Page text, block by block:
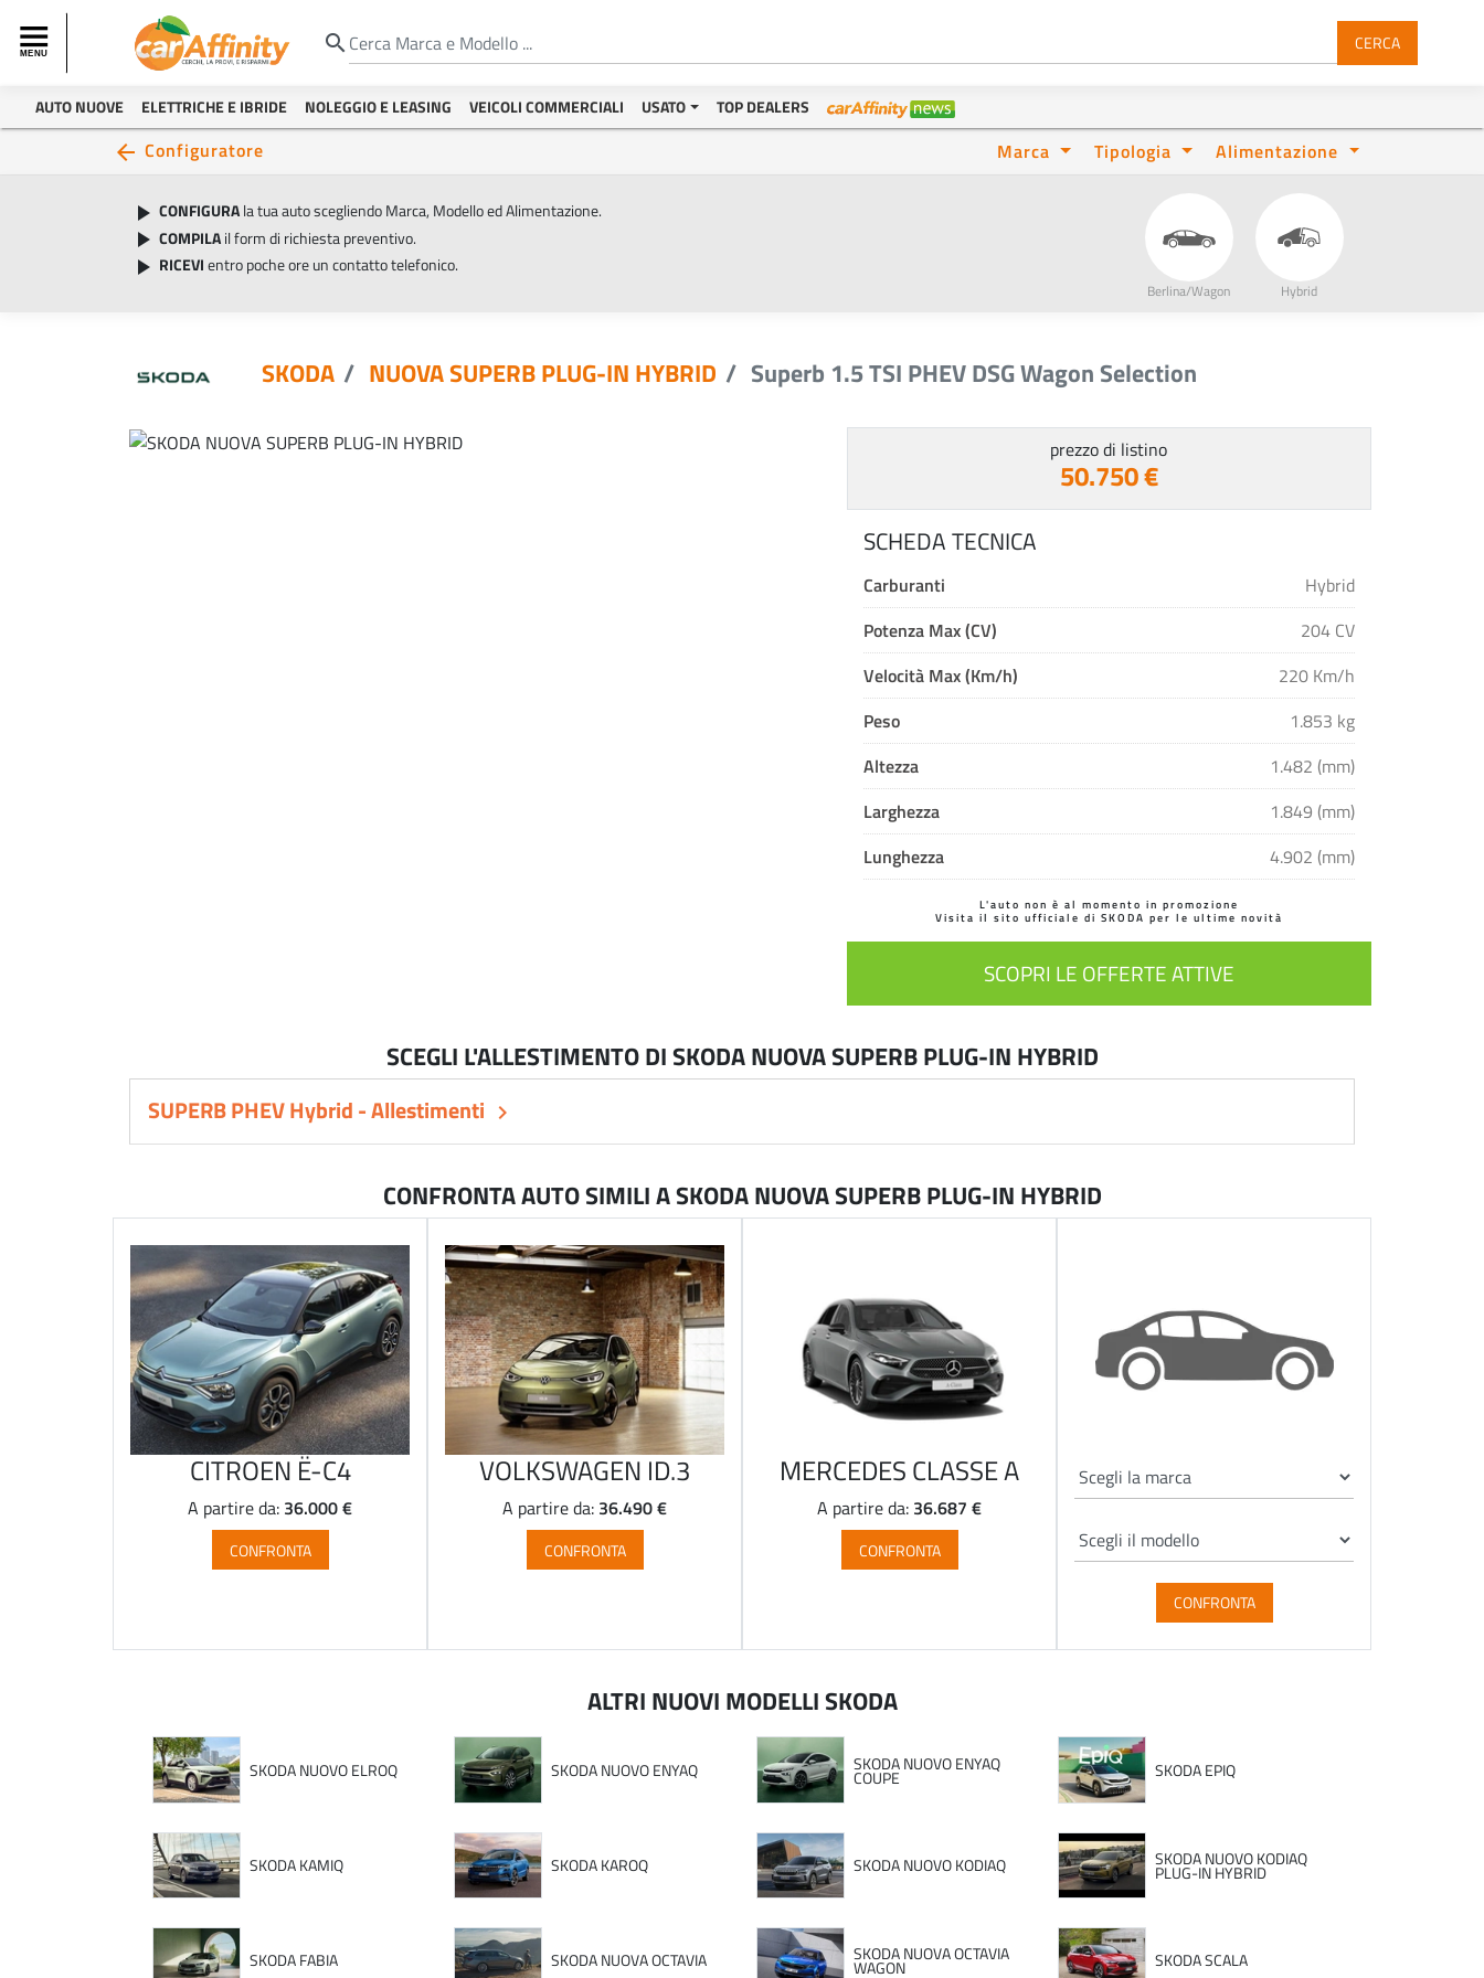
search CERCA
AUTO NUOVE ELETTRICHE E IBRIDE NOLEGGIO E LEASING VEICOLI COMMERCIALI USATO TOP DEALERS
arrow_back Configuratore Marca Tipologia Alimentazione
play_arrow CONFIGURA la tua auto scegliendo Marca, Modello ed Alimentazione.
play_arrow COMPILA il form di richiesta preventivo.
play_arrow RICEVI entro poche ore un contatto telefonico.
Berlina/Wagon Hybrid
SKODA NUOVA SUPERB PLUG-IN HYBRID Superb 1.5 TSI PHEV DSG Wagon Selection
prezzo di listino
50.750 €
SCHEDA TECNICA
Carburanti Hybrid
Potenza Max (CV) 204 CV
Velocità Max (Km/h) 220 Km/h
Peso 1.853 kg
Altezza 1.482 (mm)
Larghezza 1.849 (mm)
Lunghezza 4.902 (mm)
L'auto non è al momento in promozione
Visita il sito ufficiale di SKODA per le ultime novità
SCOPRI LE OFFERTE ATTIVE
SCEGLI L'ALLESTIMENTO DI SKODA NUOVA SUPERB PLUG-IN HYBRID
SUPERB PHEV Hybrid - Allestimenti keyboard_arrow_right
CONFRONTA AUTO SIMILI A SKODA NUOVA SUPERB PLUG-IN HYBRID
CITROEN Ë-C4
A partire da: 36.000 €
CONFRONTA
VOLKSWAGEN ID.3
A partire da: 36.490 €
CONFRONTA
MERCEDES CLASSE A
A partire da: 36.687 €
CONFRONTA
CONFRONTA
ALTRI NUOVI MODELLI SKODA
SKODA NUOVO ELROQ SKODA NUOVO ENYAQ SKODA NUOVO ENYAQ
COUPE SKODA EPIQ
SKODA KAMIQ SKODA KAROQ SKODA NUOVO KODIAQ SKODA NUOVO KODIAQ
PLUG-IN HYBRID
SKODA FABIA SKODA NUOVA OCTAVIA SKODA NUOVA OCTAVIA
WAGON SKODA SCALA